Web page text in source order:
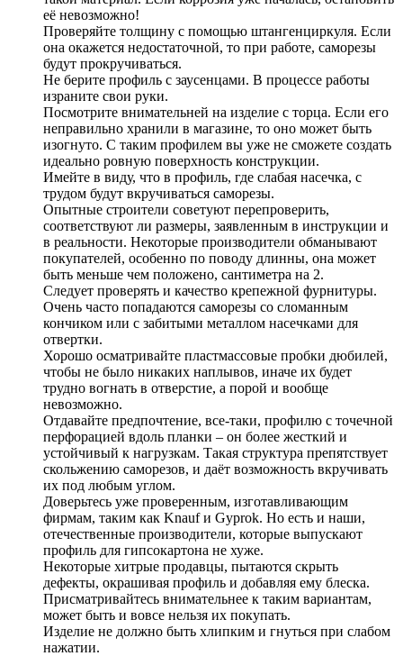
её невозможно!
Проверяйте толщину с помощью штангенциркуля. Если
она окажется недостаточной, то при работе, саморезы
будут прокручиваться.
Не берите профиль с заусенцами. В процессе работы
израните свои руки.
Посмотрите внимательней на изделие с торца. Если его
неправильно хранили в магазине, то оно может быть
изогнуто. С таким профилем вы уже не сможете создать
идеально ровную поверхность конструкции.
Имейте в виду, что в профиль, где слабая насечка, с
трудом будут вкручиваться саморезы.
Опытные строители советуют перепроверить,
соответствуют ли размеры, заявленным в инструкции и
в реальности. Некоторые производители обманывают
покупателей, особенно по поводу длинны, она может
быть меньше чем положено, сантиметра на 2.
Следует проверять и качество крепежной фурнитуры.
Очень часто попадаются саморезы со сломанным
кончиком или с забитыми металлом насечками для
отвертки.
Хорошо осматривайте пластмассовые пробки дюбилей,
чтобы не было никаких наплывов, иначе их будет
трудно вогнать в отверстие, а порой и вообще
невозможно.
Отдавайте предпочтение, все-таки, профилю с точечной
перфорацией вдоль планки – он более жесткий и
устойчивый к нагрузкам. Такая структура препятствует
скольжению саморезов, и даёт возможность вкручивать
их под любым углом.
Доверьтесь уже проверенным, изготавливающим
фирмам, таким как Knauf и Gyprok. Но есть и наши,
отечественные производители, которые выпускают
профиль для гипсокартона не хуже.
Некоторые хитрые продавцы, пытаются скрыть
дефекты, окрашивая профиль и добавляя ему блеска.
Присматривайтесь внимательнее к таким вариантам,
может быть и вовсе нельзя их покупать.
Изделие не должно быть хлипким и гнуться при слабом
нажатии.